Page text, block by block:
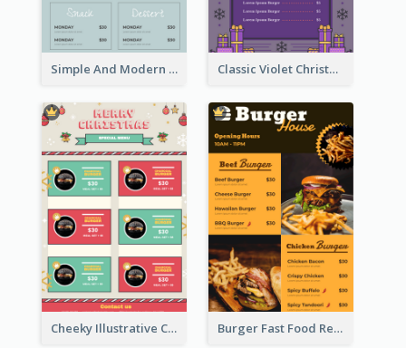
Simple And Modern Christmas Menu Design Template Classic Violet Christmas Decor Menu Design Idea
Cheeky Illustrative Christmas Celebration Menu Design Burger Fast Food Restaurant Menu Design